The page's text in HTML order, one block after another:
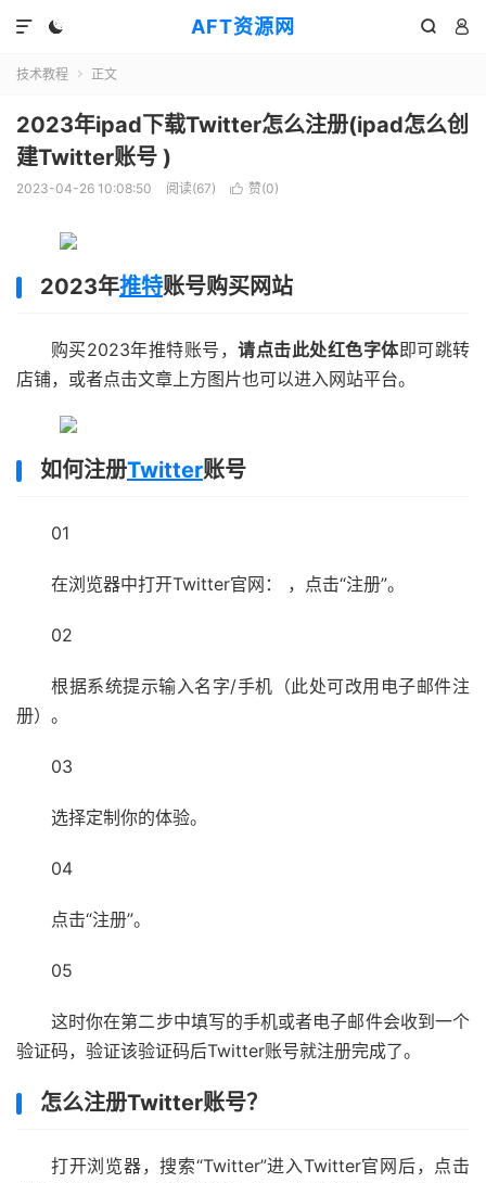
AFT资源网
  

技术教程  正文
2023年ipad下载Twitter怎么注册(ipad怎么创
建Twitter账号 )
2023-04-26 10:08:50 阅读(67)  赞(0)
2023年推特账号购买网站
购买2023年推特账号，请点击此处红色字体即可跳转
店铺，或者点击文章上方图片也可以进入网站平台。
如何注册Twitter账号
01
在浏览器中打开Twitter官网： ，点击“注册”。
02
根据系统提示输入名字/手机（此处可改用电子邮件注
册）。
03
选择定制你的体验。
04
点击“注册”。
05
这时你在第二步中填写的手机或者电子邮件会收到一个
验证码，验证该验证码后Twitter账号就注册完成了。
怎么注册Twitter账号？
打开浏览器，搜索“Twitter”进入Twitter官网后，点击